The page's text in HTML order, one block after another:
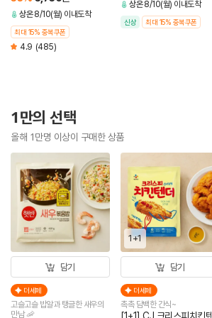
상온 8/10(월) 이내도착
최대 15% 중복쿠폰
4.9 (485)
상온 8/10(월) 이내도착
신상 최대 15% 중복쿠폰
1만의 선택
올해 1만명 이상이 구매한 상품
담기
더세페
고슬고슬 밥알과 탱글한 새우의
만남 🦐
1+1
담기
더세페
촉촉 담백한 간식~
[1+1] CJ 크리스피치킨텐